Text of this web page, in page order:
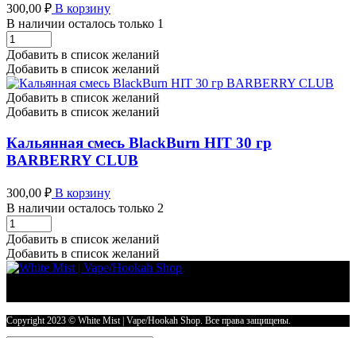
300,00 ₽ В корзину
В наличии осталось только 1
Кальянная
смесь
BlackBurn
HIT
30
гр
КЛЮКВА
ЛАЙМ
ГОЛУБИКА
количество
Добавить в список желаний
Добавить в список желаний
Добавить в список желаний
Добавить в список желаний
Кальянная смесь BlackBurn HIT 30 гр
BARBERRY CLUB
300,00 ₽ В корзину
В наличии осталось только 2
Кальянная
смесь
BlackBurn
HIT
CLUB
Добавить в список желаний
Добавить в список желаний
Copyright 2023 © White Mist | Vape/Hookah Shop. Все права защищены.